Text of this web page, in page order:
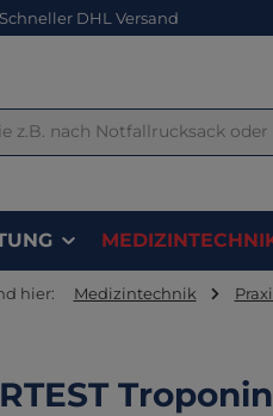
Schneller DHL Versand
hier: Medizintechnik